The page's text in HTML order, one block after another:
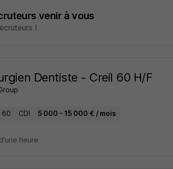
venir à vous
!
Dentiste - Creil 60 H/F
60 CDI 5 000 - 15 000 € / mois
heure